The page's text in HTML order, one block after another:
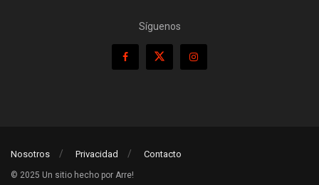
Síguenos
Nosotros Privacidad Contacto
© 2025 Un sitio hecho por Arre!